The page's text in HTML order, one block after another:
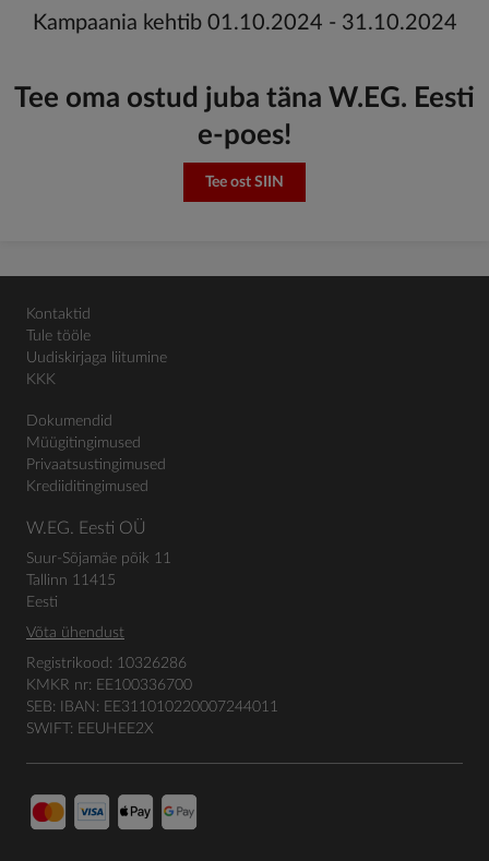
Kampaania kehtib 01.10.2024 - 31.10.2024
Tee oma ostud juba täna W.EG. Eesti
e-poes!
Tee ost SIIN
Kontaktid
Tule tööle
Uudiskirjaga liitumine
KKK
Dokumendid
Müügitingimused
Privaatsustingimused
Krediiditingimused
W.EG. Eesti OÜ
Suur-Sõjamäe põik 11
Tallinn 11415
Eesti
Võta ühendust
Registrikood: 10326286
KMKR nr: EE100336700
SEB: IBAN: EE311010220007244011
SWIFT: EEUHEE2X